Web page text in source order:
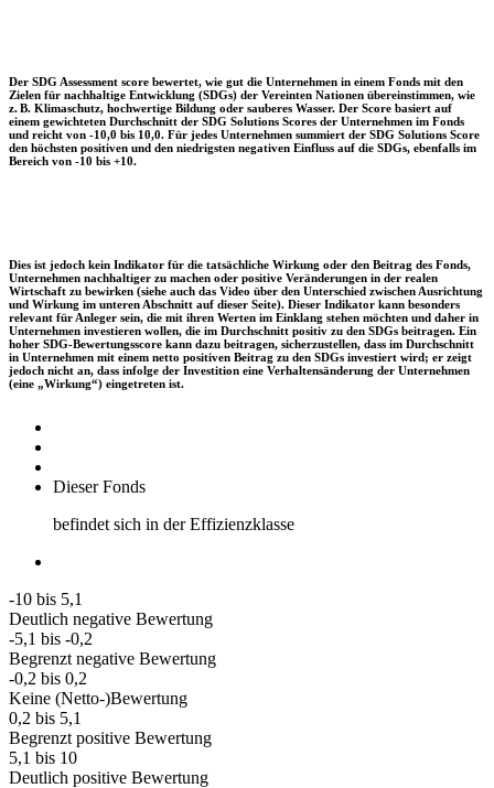
Der SDG Assessment score bewertet, wie gut die Unternehmen in einem Fonds mit den
Zielen für nachhaltige Entwicklung (SDGs) der Vereinten Nationen übereinstimmen, wie
z. B. Klimaschutz, hochwertige Bildung oder sauberes Wasser. Der Score basiert auf
einem gewichteten Durchschnitt der SDG Solutions Scores der Unternehmen im Fonds
und reicht von -10,0 bis 10,0. Für jedes Unternehmen summiert der SDG Solutions Score
den höchsten positiven und den niedrigsten negativen Einfluss auf die SDGs, ebenfalls im
Bereich von -10 bis +10.
Dies ist jedoch kein Indikator für die tatsächliche Wirkung oder den Beitrag des Fonds,
Unternehmen nachhaltiger zu machen oder positive Veränderungen in der realen
Wirtschaft zu bewirken (siehe auch das Video über den Unterschied zwischen Ausrichtung
und Wirkung im unteren Abschnitt auf dieser Seite). Dieser Indikator kann besonders
relevant für Anleger sein, die mit ihren Werten im Einklang stehen möchten und daher in
Unternehmen investieren wollen, die im Durchschnitt positiv zu den SDGs beitragen. Ein
hoher SDG-Bewertungsscore kann dazu beitragen, sicherzustellen, dass im Durchschnitt
in Unternehmen mit einem netto positiven Beitrag zu den SDGs investiert wird; er zeigt
jedoch nicht an, dass infolge der Investition eine Verhaltensänderung der Unternehmen
(eine „Wirkung“) eingetreten ist.
Dieser Fonds
befindet sich in der Effizienzklasse
-10 bis 5,1
Deutlich negative Bewertung
-5,1 bis -0,2
Begrenzt negative Bewertung
-0,2 bis 0,2
Keine (Netto-)Bewertung
0,2 bis 5,1
Begrenzt positive Bewertung
5,1 bis 10
Deutlich positive Bewertung